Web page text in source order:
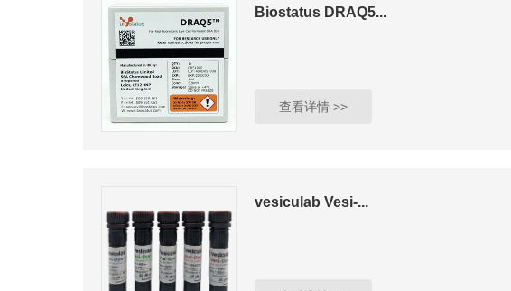
Biostatus DRAQ5...
查看详情 >>
vesiculab Vesi-...